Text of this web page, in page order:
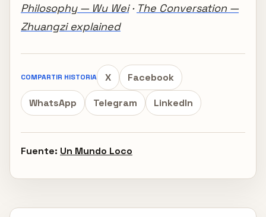
Philosophy — Wu Wei· The Conversation —
Zhuangzi explained
COMPARTIR HISTORIA X Facebook
WhatsApp Telegram LinkedIn
Fuente: Un Mundo Loco